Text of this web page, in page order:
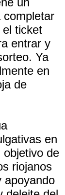
completar
el ticket
entrar y
Ya
en
de
en
objetivo de
riojanos
apoyando